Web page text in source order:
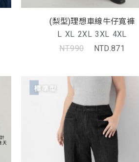
(梨型)理想車線牛仔寬褲
L XL 2XL 3XL 4XL
NT.990
NTD.871